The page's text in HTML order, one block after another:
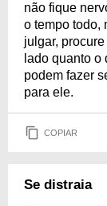
não fique
o tempo todo,
julgar,
lado quanto
podem fazer
para ele.
COPIAR
Se distraia